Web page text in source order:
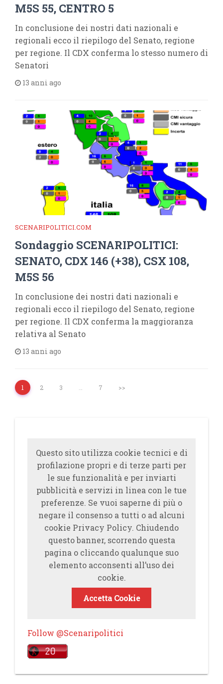
M5S 55, CENTRO 5
In conclusione dei nostri dati nazionali e
regionali ecco il riepilogo del Senato, regione
per regione. Il CDX conferma lo stesso numero di
Senatori
13 anni ago
SCENARIPOLITICI.COM
Sondaggio SCENARIPOLITICI:
SENATO, CDX 146 (+38), CSX 108,
M5S 56
In conclusione dei nostri dati nazionali e
regionali ecco il riepilogo del Senato, regione
per regione. Il CDX conferma la maggioranza
relativa al Senato
13 anni ago
1 2 3 7 >>
Questo sito utilizza cookie tecnici e di
profilazione propri e di terze parti per
le sue funzionalità e per inviarti
pubblicità e servizi in linea con le tue
preferenze. Se vuoi saperne di più o
negare il consenso a tutti o ad alcuni
cookie Privacy Policy. Chiudendo
questo banner, scorrendo questa
pagina o cliccando qualunque suo
elemento acconsenti all’uso dei
cookie.
Accetta Cookie
Follow @Scenaripolitici